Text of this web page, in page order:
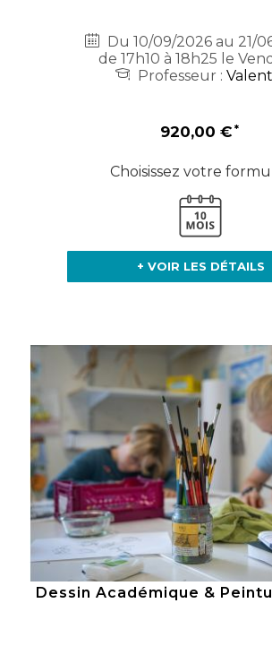
Du 10/09/2026 au 21/
de 17h10 à 18h25 le
Professeur :
920,00 €
Choisissez votre
+ VOIR LES DÉTAILS
Dessin Académique &